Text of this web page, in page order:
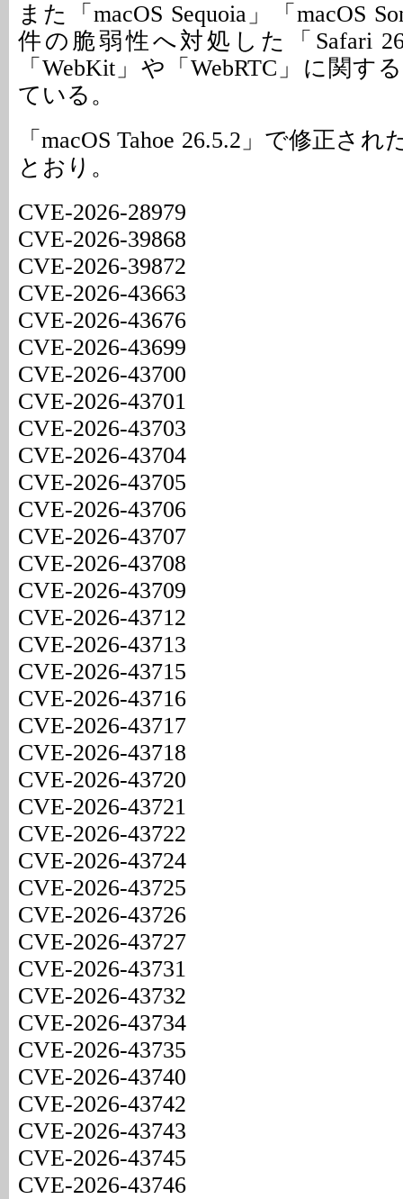
また「macOS Sequoia」「macOS
件の脆弱性へ対処した「Safari
「WebKit」や「WebRTC」に関す
ている。
「macOS Tahoe 26.5.2」で修正さ
とおり。
CVE-2026-28979
CVE-2026-39868
CVE-2026-39872
CVE-2026-43663
CVE-2026-43676
CVE-2026-43699
CVE-2026-43700
CVE-2026-43701
CVE-2026-43703
CVE-2026-43704
CVE-2026-43705
CVE-2026-43706
CVE-2026-43707
CVE-2026-43708
CVE-2026-43709
CVE-2026-43712
CVE-2026-43713
CVE-2026-43715
CVE-2026-43716
CVE-2026-43717
CVE-2026-43718
CVE-2026-43720
CVE-2026-43721
CVE-2026-43722
CVE-2026-43724
CVE-2026-43725
CVE-2026-43726
CVE-2026-43727
CVE-2026-43731
CVE-2026-43732
CVE-2026-43734
CVE-2026-43735
CVE-2026-43740
CVE-2026-43742
CVE-2026-43743
CVE-2026-43745
CVE-2026-43746